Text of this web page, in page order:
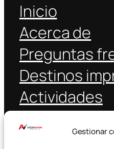
Gestionar
Inicio
Acerca de
Preguntas
Destinos
Actividades
Transporte